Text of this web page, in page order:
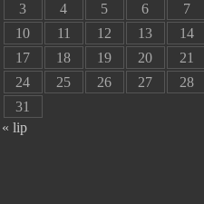
3
4 5 6 7
10
11 12 13 14
17
18 19 20 21
24
25 26 27 28
31
« lip